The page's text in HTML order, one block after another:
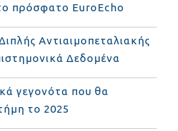
πρόσφατο EuroEcho
Αντιαιμοπεταλιακής
Δεδομένα
γεγονότα που θα
το 2025